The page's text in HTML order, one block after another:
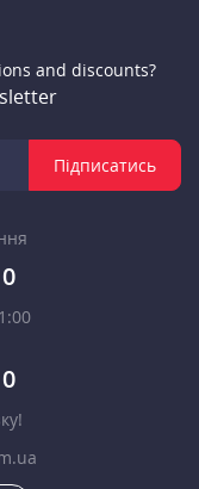
and discounts?
Підписатись